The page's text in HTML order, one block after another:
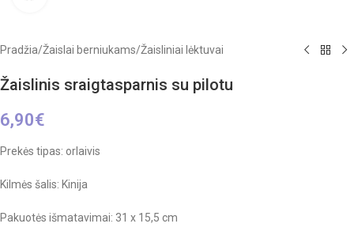
Pradžia/Žaislai berniukams/Žaisliniai lėktuvai
Žaislinis sraigtasparnis su pilotu
6,90€
Prekės tipas: orlaivis
Kilmės šalis: Kinija
Pakuotės išmatavimai: 31 x 15,5 cm